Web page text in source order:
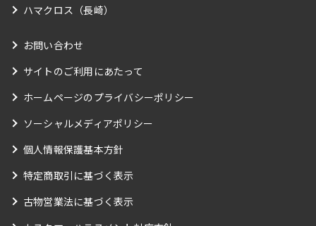
ハマクロス（長崎）
お問い合わせ
サイトのご利用にあたって
ホームページのプライバシーポリシー
ソーシャルメディアポリシー
個人情報保護基本方針
特定商取引に基づく表示
古物営業法に基づく表示